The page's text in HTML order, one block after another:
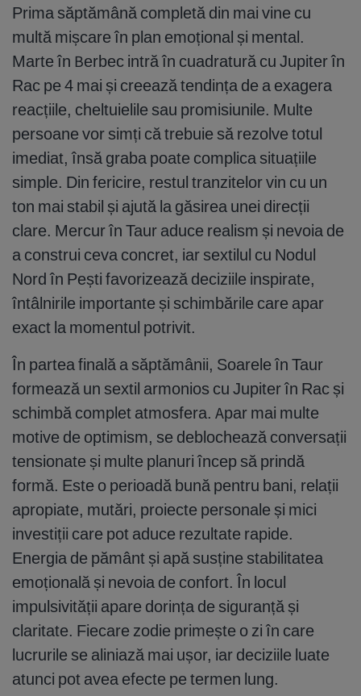
Prima săptămână completă din mai vine cu
multă mișcare în plan emoțional și mental.
Marte în Berbec intră în cuadratură cu Jupiter în
Rac pe 4 mai și creează tendința de a exagera
reacțiile, cheltuielile sau promisiunile. Multe
persoane vor simți că trebuie să rezolve totul
imediat, însă graba poate complica situațiile
simple. Din fericire, restul tranzitelor vin cu un
ton mai stabil și ajută la găsirea unei direcții
clare. Mercur în Taur aduce realism și nevoia de
a construi ceva concret, iar sextilul cu Nodul
Nord în Pești favorizează deciziile inspirate,
întâlnirile importante și schimbările care apar
exact la momentul potrivit.
În partea finală a săptămânii, Soarele în Taur
formează un sextil armonios cu Jupiter în Rac și
schimbă complet atmosfera. Apar mai multe
motive de optimism, se deblochează conversații
tensionate și multe planuri încep să prindă
formă. Este o perioadă bună pentru bani, relații
apropiate, mutări, proiecte personale și mici
investiții care pot aduce rezultate rapide.
Energia de pământ și apă susține stabilitatea
emoțională și nevoia de confort. În locul
impulsivității apare dorința de siguranță și
claritate. Fiecare zodie primește o zi în care
lucrurile se aliniază mai ușor, iar deciziile luate
atunci pot avea efecte pe termen lung.